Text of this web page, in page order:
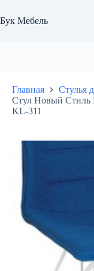
к
сути
Бук Мебель
Главная
Стулья
Стул Новый Стиль
KL-311